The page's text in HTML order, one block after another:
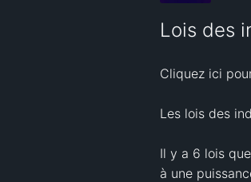
Lois des
Cliquez ici
Les lois des
Il y a 6 lois
à une